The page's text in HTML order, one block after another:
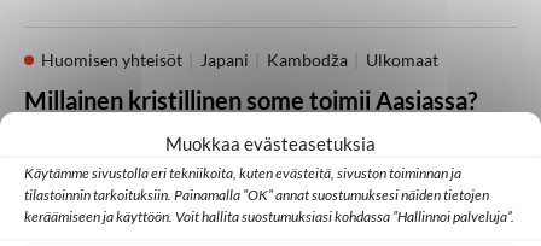
Muokkaa evästeasetuksia
Käytämme sivustolla eri tekniikoita, kuten evästeitä, sivuston toiminnan ja
tilastoinnin tarkoituksiin. Painamalla ”OK” annat suostumuksesi näiden tietojen
keräämiseen ja käyttöön. Voit hallita suostumuksiasi kohdassa ”Hallinnoi palveluja”.
Huomisen yhteisöt Japani Kambodža Ulkomaat
Millainen kristillinen some toimii Aasiassa?
Lähetystyö